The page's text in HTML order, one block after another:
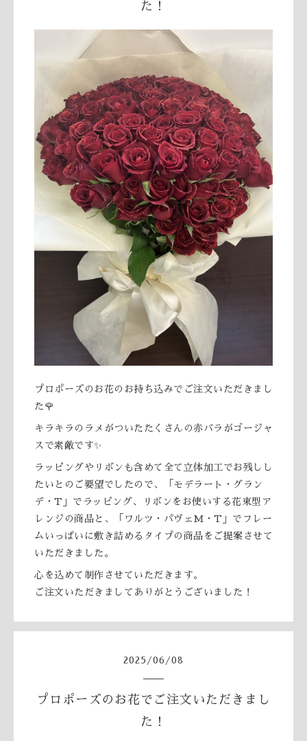
た！
プロポーズのお花のお持ち込みでご注文いただきまし
た🌹
キラキラのラメがついたたくさんの赤バラがゴージャ
スで素敵です✨
ラッピングやリボンも含めて全て立体加工でお残しし
たいとのご要望でしたので、「モデラート・グラン
デ・T」でラッピング、リボンをお使いする花束型ア
レンジの商品と、「ワルツ・パヴェM・T」でフレー
ムいっぱいに敷き詰めるタイプの商品をご提案させて
いただきました。
心を込めて制作させていただきます。
ご注文いただきましてありがとうございました！
2025 /06 /08
プロポーズのお花でご注文いただきまし
た！